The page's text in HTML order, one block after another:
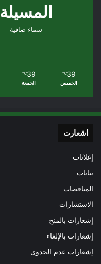
المسيلة
سماء صافية
39
℃
الخميس
39
℃
الجمعة
اشعارت
إعلانات
بيانات
المناقصات
الاستشارات
إشعارات بالمنح
إشعارات بالإلغاء
إشعارات عدم الجدوى